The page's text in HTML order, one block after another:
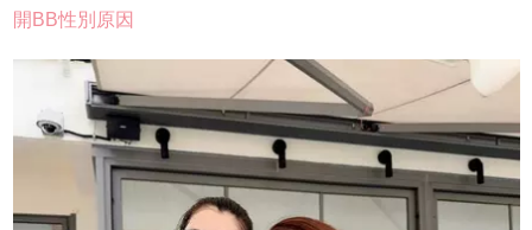
開BB性別原因